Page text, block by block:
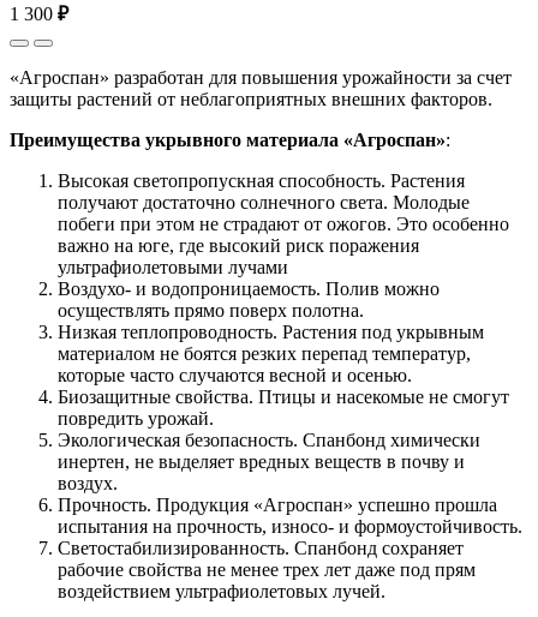
1 300 ₽
«Агроспан» разработан для повышения урожайности за счет
защиты растений от неблагоприятных внешних факторов.
Преимущества укрывного материала «Агроспан»:
Высокая светопропускная способность. Растения
получают достаточно солнечного света. Молодые
побеги при этом не страдают от ожогов. Это особенно
важно на юге, где высокий риск поражения
ультрафиолетовыми лучами
Воздухо- и водопроницаемость. Полив можно
осуществлять прямо поверх полотна.
Низкая теплопроводность. Растения под укрывным
материалом не боятся резких перепад температур,
которые часто случаются весной и осенью.
Биозащитные свойства. Птицы и насекомые не смогут
повредить урожай.
Экологическая безопасность. Спанбонд химически
инертен, не выделяет вредных веществ в почву и
воздух.
Прочность. Продукция «Агроспан» успешно прошла
испытания на прочность, износо- и формоустойчивость.
Светостабилизированность. Спанбонд сохраняет
рабочие свойства не менее трех лет даже под прям
воздействием ультрафиолетовых лучей.